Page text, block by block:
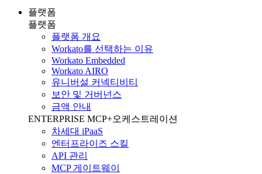
플랫폼
플랫폼
플랫폼 개요
Workato를 선택하는 이유
Workato Embedded
Workato AIRO
유니버설 커넥티비티
보안 및 거버넌스
금액 안내
ENTERPRISE MCP+오케스트레이션
차세대 iPaaS
엔터프라이즈 스킬
API 관리
MCP 게이트웨이